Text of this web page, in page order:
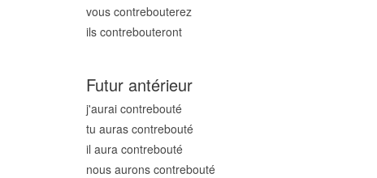
vous contrebouterez
ils contrebouteront
Futur antérieur
j'aurai contrebouté
tu auras contrebouté
il aura contrebouté
nous aurons contrebouté